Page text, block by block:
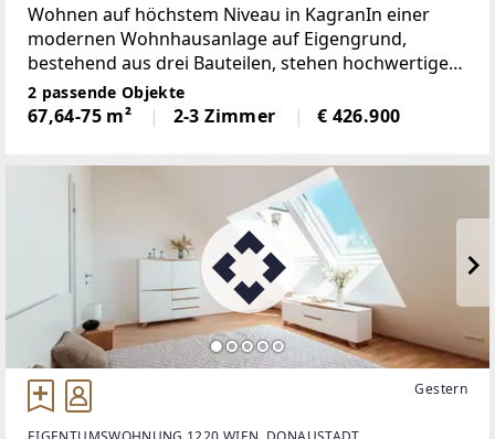
Wohnen auf höchstem Niveau in KagranIn einer
modernen Wohnhausanlage auf Eigengrund,
bestehend aus drei Bauteilen, stehen hochwertige
Eigentumswohnungen mit durchdachten
Grundrissen zum Verkauf. Zeitgemäße Architektur,
nachhaltige Bauweise und
2 passende Objekte
67,64-75 m² 2-3 Zimmer € 426.900
Gestern